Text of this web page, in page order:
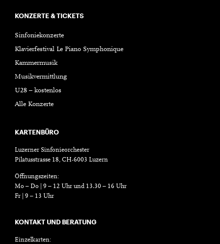
KONZERTE & TICKETS
Sinfoniekonzerte
Klavierfestival Le Piano Symphonique
Kammermusik
Musikvermittlung
U28 – kostenlos
Alle Konzerte
KARTENBÜRO
Luzerner Sinfonieorchester
Pilatusstrasse 18, CH-6003 Luzern
Öffnungszeiten:
Mo – Do | 9 – 12 Uhr und 13.30 – 16 Uhr
Fr | 9 – 13 Uhr
KONTAKT UND BERATUNG
Einzelkarten: